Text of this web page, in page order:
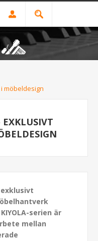
möbeldesign
exklusivt
serien är
mellan